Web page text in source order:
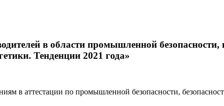
в области промышленной безопасности,
Тенденции 2021 года»
в аттестации по промышленной безопасности,